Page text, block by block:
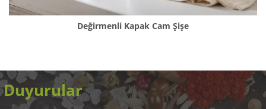
Değirmenli Kapak Cam Şişe
Duyurular